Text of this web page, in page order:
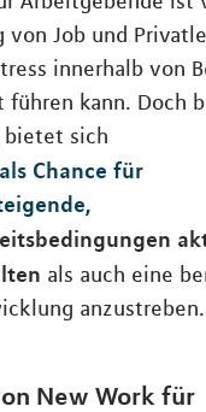
von Job und
innerhalb von
führen kann. Doch
bietet sich
Chance für
als auch eine
anzustreben.
New Work für